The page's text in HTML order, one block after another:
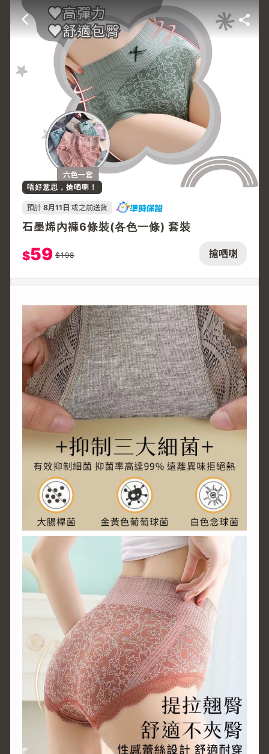
搶哂喇
唔好意思，搶哂喇！
預計 8月11日 或之前送貨
石墨烯內褲6條裝(各色一條) 套裝
$59 $198